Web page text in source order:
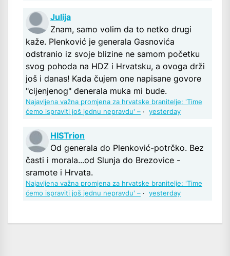
Julija
Znam, samo volim da to netko drugi
kaže. Plenković je generala Gasnovića
odstranio iz svoje blizine ne samom početku
svog pohoda na HDZ i Hrvatsku, a ovoga drži
još i danas! Kada čujem one napisane govore
"cijenjenog" đenerala muka mi bude.
Najavljena važna promjena za hrvatske branitelje: 'Time
ćemo ispraviti još jednu nepravdu' – · yesterday
HISTrion
Od generala do Plenković-potrčko. Bez
časti i morala...od Slunja do Brezovice -
sramote i Hrvata.
Najavljena važna promjena za hrvatske branitelje: 'Time
ćemo ispraviti još jednu nepravdu' – · yesterday